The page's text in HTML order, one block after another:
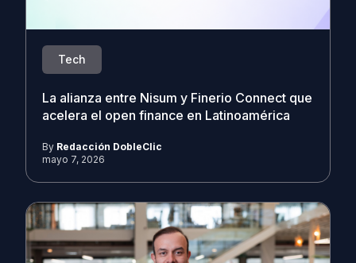
Tech
La alianza entre Nisum y Finerio Connect que
acelera el open finance en Latinoamérica
By Redacción DobleClic
mayo 7, 2026